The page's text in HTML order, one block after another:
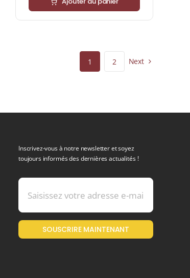
1 2 Next
Inscrivez-vous à notre newsletter et soyez
toujours informés des dernières actualités !
SOUSCRIRE MAINTENANT